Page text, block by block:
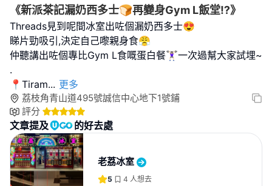
《新派茶記漏奶西多士🍞再變身Gym L飯堂⁉️》
Threads見到呢間冰室出咗個漏奶西多士😍
睇片勁吸引,決定自己嚟親身食😤
仲聽講出咗個專比Gym L食嘅蛋白餐🏋🏻‍♀️一次過幫大家試埋~
.
📍Tiram... 更多
荔枝角青山道495號誠信中心地下1號鋪
評分
文章提及 的好去處
老荔冰室
5 4 人想去